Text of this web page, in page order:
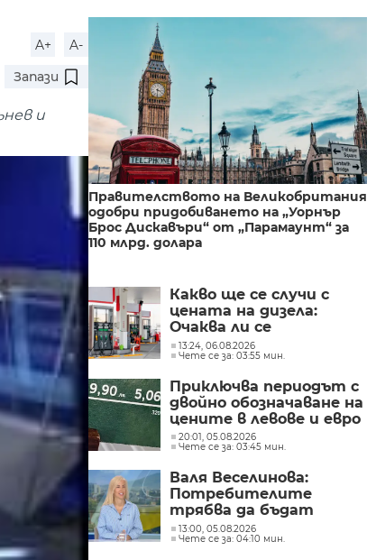
A+
A-
Запази
и
Правителството на Великобритания
одобри придобиването на „Уорнър
Брос Дискавъри“ от „Парамаунт“ за
110 млрд. долара
Какво ще се случи с
цената на дизела:
Очаква ли се
поевтиняване или нов
ръст?
13:24, 06.08.2026
Чете се за: 03:55 мин.
Приключва периодът с
двойно обозначаване на
цените в левове и евро
20:01, 05.08.2026
Чете се за: 03:45 мин.
Валя Веселинова:
Потребителите
трябва да бъдат
разумни, да не се
подлъгват по ниската
13:00, 05.08.2026
Чете се за: 04:10 мин.